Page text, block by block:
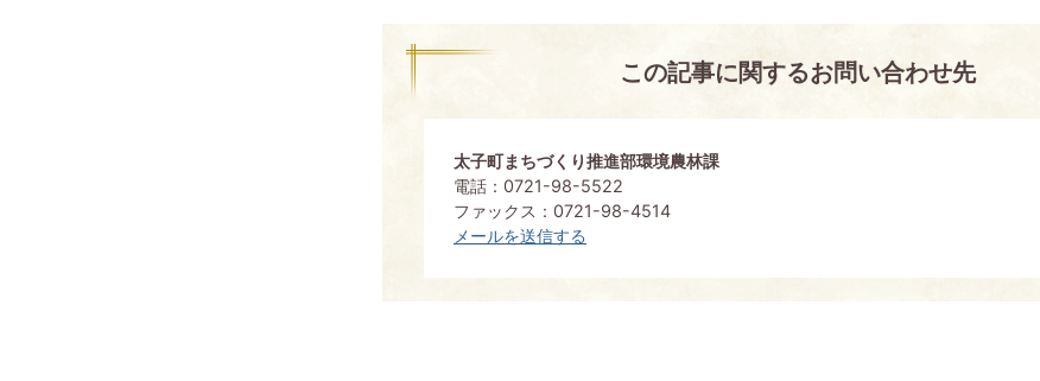
この記事に関するお問い合わせ先
太子町まちづくり推進部環境農林課
電話：0721-98-5522
ファックス：0721-98-4514
メールを送信する